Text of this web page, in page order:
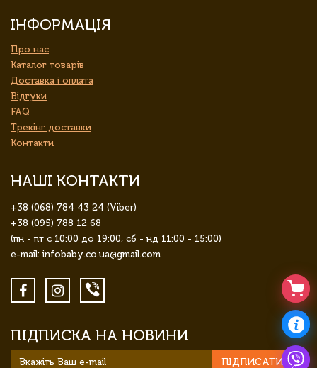
ІНФОРМАЦІЯ
Про нас
Каталог товарів
Доставка і оплата
Відгуки
FAQ
Трекінг доставки
Контакти
НАШІ КОНТАКТИ
+38 (068) 784 43 24 (Viber)
+38 (095) 788 12 68
(пн - пт с 10:00 до 19:00, сб - нд 11:00 - 15:00)
e-mail: infobaby.co.ua@gmail.com
ПІДПИСКА НА НОВИНИ
ПІДПИСАТИСЯ